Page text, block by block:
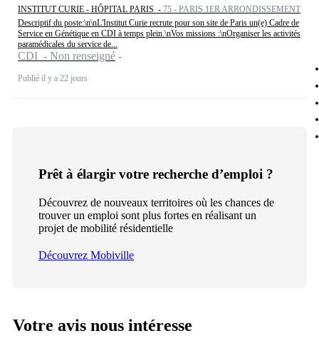
INSTITUT CURIE - HÔPITAL PARIS - 75 - PARIS 1ER ARRONDISSEMENT
Descriptif du poste:\n\nL'Institut Curie recrute pour son site de Paris un(e) Cadre de
Service en Génétique en CDI à temps plein.\nVos missions :\nOrganiser les activités
paramédicales du service de...
CDI - Non renseigné
Publié il y a 22 jours
Prêt à élargir votre recherche d’emploi ?
Découvrez de nouveaux territoires où les chances de
trouver un emploi sont plus fortes en réalisant un
projet de mobilité résidentielle
Découvrez Mobiville
Votre avis nous intéresse